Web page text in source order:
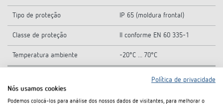
Tipo de proteção IP 65 (moldura frontal)
Classe de proteção II conforme EN 60 335-1
Temperatura ambiente -20°C ... 70°C
Desenhos técnicos
Política de privacidade
Nós usamos cookies
Podemos colocá-los para análise dos nossos dados de visitantes, para melhorar o